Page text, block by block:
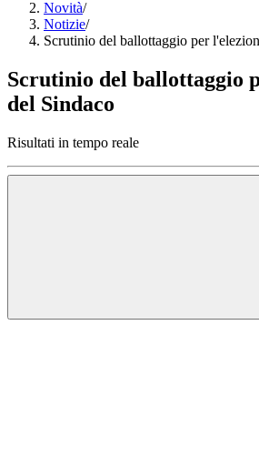
Novità/
Notizie/
Scrutinio del ballottaggio per
Scrutinio del ballottaggio
del Sindaco
Risultati in tempo reale